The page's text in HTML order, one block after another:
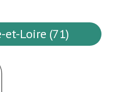
et-Loire (71)